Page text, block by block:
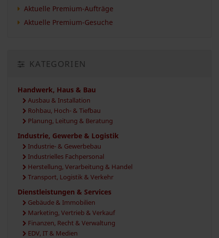
Aktuelle Premium-Aufträge
Aktuelle Premium-Gesuche
KATEGORIEN
Handwerk, Haus & Bau
Ausbau & Installation
Rohbau, Hoch- & Tiefbau
Planung, Leitung & Beratung
Industrie, Gewerbe & Logistik
Industrie- & Gewerbebau
Industrielles Fachpersonal
Herstellung, Verarbeitung & Handel
Transport, Logistik & Verkehr
Dienstleistungen & Services
Gebäude & Immobilien
Marketing, Vertrieb & Verkauf
Finanzen, Recht & Verwaltung
EDV, IT & Medien